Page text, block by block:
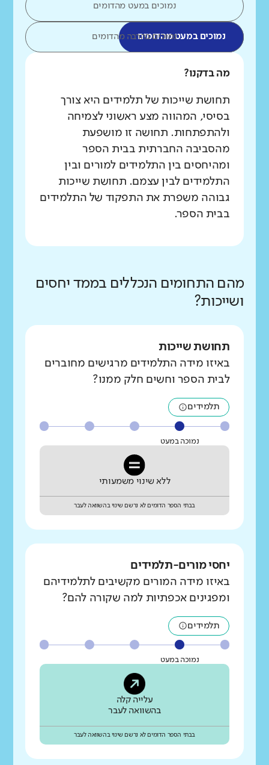
נמוכים במעט מהדומים
נמוכים במעט מהדומיםנמוכים בהרבה מהדומים
מה בדקנו?
תחושת שייכות של תלמידים היא צורך
בסיסי, המהווה מצע ראשוני לצמיחה
ולהתפתחות. תחושה זו מושפעת
מהסביבה החברתית בבית הספר
ומהיחסים בין התלמידים למורים ובין
התלמידים לבין עצמם. תחושת שייכות
גבוהה משפרת את התפקוד של התלמידים
בבית הספר.
מהם התחומים הנכללים בממד יחסים
ושייכות?
תחושת שייכות
באיזו מידה התלמידים מרגישים מחוברים
לבית הספר וחשים חלק ממנו?
תלמידים
נמוכה במעט
ללא שינוי משמעותי
בבתי הספר הדומים לא נרשם שינוי בהשוואה לעבר
יחסי מורים-תלמידים
באיזו מידה המורים מקשיבים לתלמידיהם
ומפגינים אכפתיות למה שקורה להם?
תלמידים
נמוכה במעט
עלייה קלה
בהשוואה לעבר
בבתי הספר הדומים לא נרשם שינוי בהשוואה לעבר